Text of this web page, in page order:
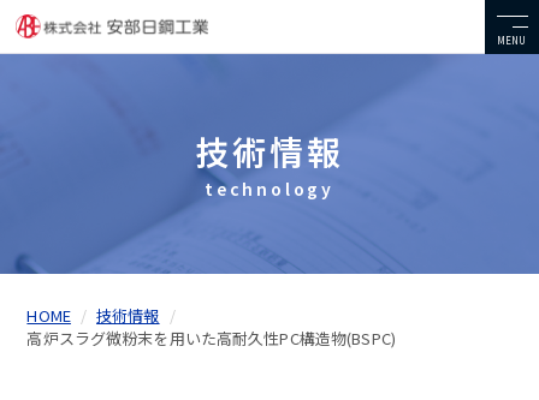
MENU
技術情報
technology
HOME
技術情報
高炉スラグ微粉末を用いた高耐久性PC構造物(BSPC)